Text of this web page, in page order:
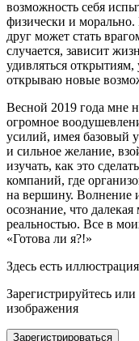
возможность себя
физически и
друг может стать
случается, зависит
удивляться
открываю новые
Весной 2019 года мне
огромное
усилий, имея базовый
и сильное желание,
изучать, как это
компаний, где
на вершину. Волнение
осознание, что
реальностью. Все в
«Готова ли я?!»
Здесь есть иллюстрация
Зарегистрируйтесь
изображения
Зарегистрироваться